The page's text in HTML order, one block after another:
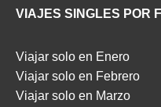
VIAJES SINGLES POR
Viajar solo en Enero
Viajar solo en Febrero
Viajar solo en Marzo